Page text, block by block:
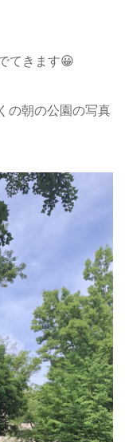
てきます😀
の朝の公園の写真